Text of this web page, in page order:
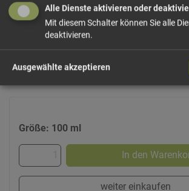
Frisch geriebene Zitronen sind der erste
kombiniert mit einer frischen Brise. Es ist
Ausgewogenheit an sauerem, süßem und
herausragend macht. Mit einem sehr
Abgang verabschiedet sich dieser
Größe: 100 ml
In den
weiter einkaufen
Alle Dienste aktivieren oder
Mit diesem Schalter können Sie alle
deaktivieren.
Ausgewählte akzeptieren